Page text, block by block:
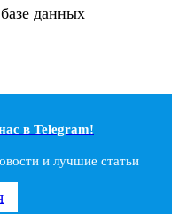
данных
в Telegram!
и лучшие статьи